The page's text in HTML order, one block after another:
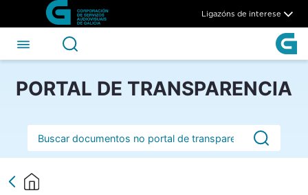
Skip to Main Content
Anuncio do procedemento
Ligazóns de interese
PORTAL DE TRANSPARENCIA
Barra de busca